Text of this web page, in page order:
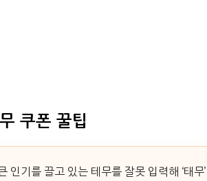
쿠폰 꿀팁
인기를 끌고 있는 테무를 잘못 입력해 ‘태